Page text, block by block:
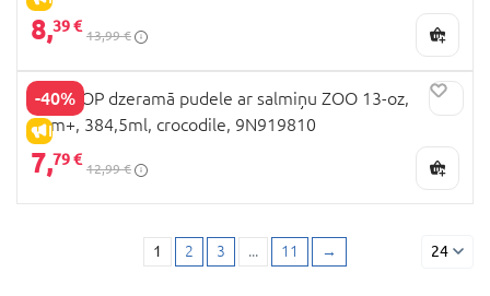
8,39 €
13,99 €
-40%
IZPĀRDOŠANA
SKIP HOP dzeramā pudele ar salmiņu ZOO 13-oz,
12m+, 384,5ml, crocodile, 9N919810
7,79 €
12,99 €
1 2 3 ... 11 → 24